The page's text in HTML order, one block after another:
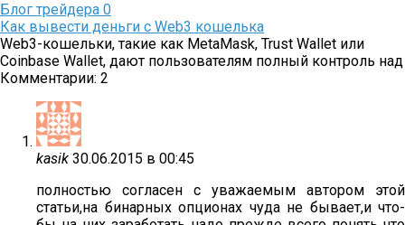
Блог трейдера 0
Как вывести деньги с Web3 кошелька
Web3-кошельки, такие как MetaMask, Trust Wallet или
Coinbase Wallet, дают пользователям полный контроль над
Комментарии: 2
kasik 30.06.2015 в 00:45
полностью согласен с уважаемым автором этой
статьи,на бинарных опционах чуда не бывает,и что-